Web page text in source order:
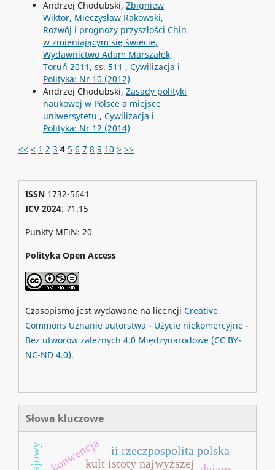
Andrzej Chodubski, Zbigniew
Wiktor, Mieczysław Rakowski,
Rozwój i prognozy przyszłości Chin
w zmieniającym się świecie,
Wydawnictwo Adam Marszałek,
Toruń 2011, ss. 511 , Cywilizacja i
Polityka: Nr 10 (2012)
Andrzej Chodubski, Zasady polityki
naukowej w Polsce a miejsce
uniwersytetu , Cywilizacja i
Polityka: Nr 12 (2014)
<< < 1 2 3 4 5 6 7 8 9 10 > >>
ISSN1732-5641
ICV 2024: 71.15
Punkty MEiN: 20
Polityka Open Access
Czasopismo jest wydawane na licencji Creative
Commons Uznanie autorstwa - Użycie niekomercyjne -
Bez utworów zależnych 4.0 Międzynarodowe (CC BY-
NC-ND 4.0).
Słowa kluczowe
kult istoty najwyższej
ii rzeczpospolita polska
konwencja